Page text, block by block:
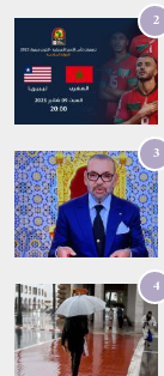
2
3
4